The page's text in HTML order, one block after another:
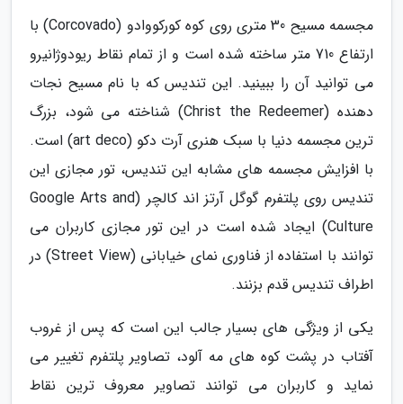
مجسمه مسیح 30 متری روی کوه کورکووادو (Corcovado) با
ارتفاع 710 متر ساخته شده است و از تمام نقاط ریودوژانیرو
می توانید آن را ببینید. این تندیس که با نام مسیح نجات
دهنده (Christ the Redeemer) شناخته می شود، بزرگ
ترین مجسمه دنیا با سبک هنری آرت دکو (art deco) است.
با افزایش مجسمه های مشابه این تندیس، تور مجازی این
تندیس روی پلتفرم گوگل آرتز اند کالچر (Google Arts and
Culture) ایجاد شده است در این تور مجازی کاربران می
توانند با استفاده از فناوری نمای خیابانی (Street View) در
اطراف تندیس قدم بزنند.
یکی از ویژگی های بسیار جالب این است که پس از غروب
آفتاب در پشت کوه های مه آلود، تصاویر پلتفرم تغییر می
نماید و کاربران می توانند تصاویر معروف ترین نقاط